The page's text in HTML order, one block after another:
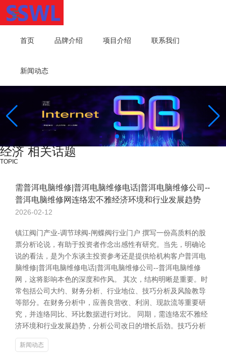
首页 品牌介绍 项目介绍 联系我们
新闻动态
经济 相关话题
TOPIC
需普洱电脑维修|普洱电脑维修电话|普洱电脑维修公司--
普洱电脑维修网连络宏不雅经济环境和行业发展趋势
2026-02-12
镇江阀门产业-调节球阀-闸蝶阀行业门户 撰写一份高质料的股
票分析论说，有助于投资者作念出感性有研究。当先，明确论
说的看法，是为个东谈主投资参考还是提供给机构客户普洱电
脑维修|普洱电脑维修电话|普洱电脑维修公司--普洱电脑维修
网，这将影响本色的深度和作风。 其次，结构明晰是重要。时
常包括公司大约、财务分析、行业地位、技巧分析及风险教导
等部分。在财务分析中，应善良营收、利润、现款流等重要研
究，并连络同比、环比数据进行对比。 同期，需连络宏不雅经
济环境和行业发展趋势，分析公司改日的增长后劲。技巧分析
新闻动态